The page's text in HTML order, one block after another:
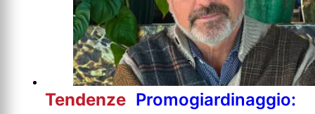
Tendenze Promogiardinaggio: